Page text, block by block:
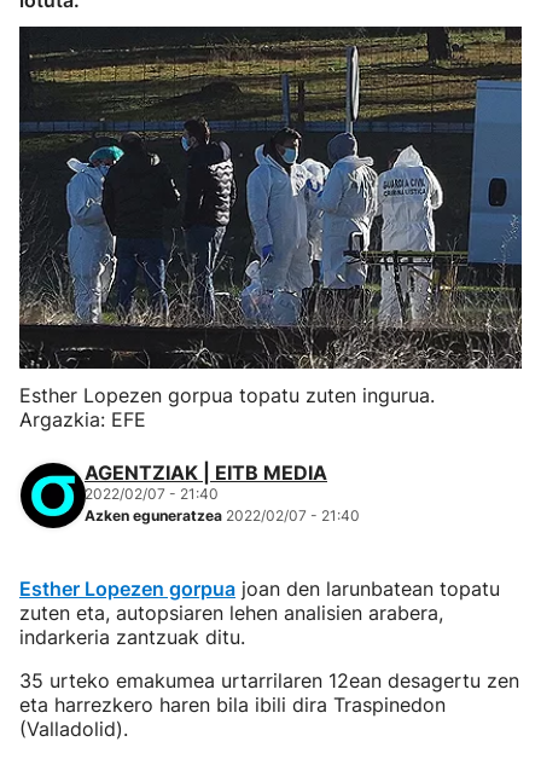
Esther Lopezen gorpua topatu zuten ingurua.
Argazkia: EFE
AGENTZIAK | EITB MEDIA
2022/02/07 - 21:40
Azken eguneratzea 2022/02/07 - 21:40
Esther Lopezen gorpua joan den larunbatean topatu
zuten eta, autopsiaren lehen analisien arabera,
indarkeria zantzuak ditu.
35 urteko emakumea urtarrilaren 12ean desagertu zen
eta harrezkero haren bila ibili dira Traspinedon
(Valladolid).